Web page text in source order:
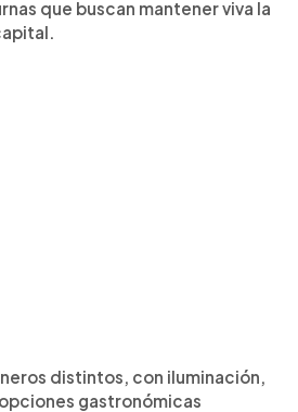
que buscan mantener viva la
distintos, con iluminación,
gastronómicas